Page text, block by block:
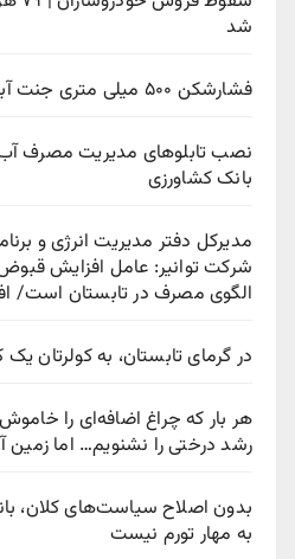
شد
فشارشکن ۵۰۰ میلی متری جنت آباد جنوبی تعویض شد
نصب تابلوهای مدیریت مصرف آب
بانک کشاورزی
مدیرکل دفتر مدیریت انرژی و
شرکت توانیر: عامل افزایش
الگوی مصرف در تابستان است/
در گرمای تابستان، به کولرتان
هر بار که چراغ اضافه‌ای را
رشد درختی را نشنویم… اما
بدون اصلاح سیاست‌های کلان،
به مهار تورم نیست